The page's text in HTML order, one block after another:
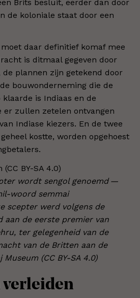
Brits besluit, eerder dan door
de koloniale staat door een
daar definitief komaf mee
is ditmaal gegeven door
de plannen zijn getekend door
bouwonderneming die de
is Indiaas en de
er zullen zetelen ontvangen
Indiase kiezers. En de twee
kostte, worden opgehoest
wordt sengol genoemd —
woord semmai
scepter werd volgens de
aan de eerste premier van
ter gelegenheid van de
van de Britten aan de
Museum (CC BY-SA 4.0)
verleiden